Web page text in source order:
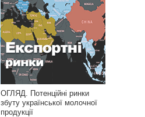
ОГЛЯД. Потенційні ринки
збуту української молочної
продукції